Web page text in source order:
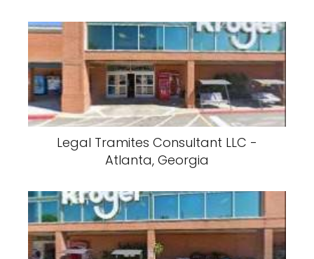
Legal Tramites Consultant LLC -
Atlanta, Georgia